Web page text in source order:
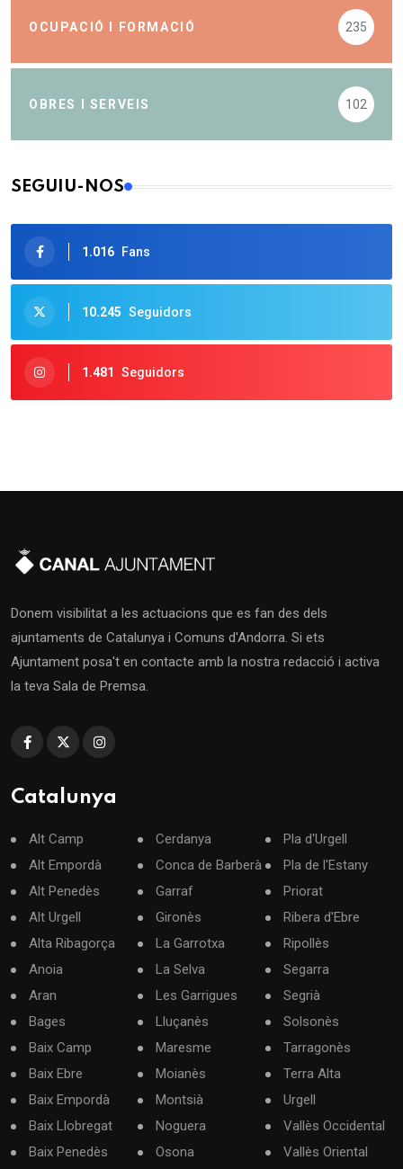
OCUPACIÓ I FORMACIÓ 235
OBRES I SERVEIS 102
SEGUIU-NOS
1.016 Fans
10.245 Seguidors
1.481 Seguidors
Donem visibilitat a les actuacions que es fan des dels
ajuntaments de Catalunya i Comuns d'Andorra. Si ets
Ajuntament posa't en contacte amb la nostra redacció i activa
la teva Sala de Premsa.
Catalunya
Alt Camp
Alt Empordà
Alt Penedès
Alt Urgell
Alta Ribagorça
Anoia
Aran
Bages
Baix Camp
Baix Ebre
Baix Empordà
Baix Llobregat
Baix Penedès
Cerdanya
Conca de Barberà
Garraf
Gironès
La Garrotxa
La Selva
Les Garrigues
Lluçanès
Maresme
Moianès
Montsià
Noguera
Osona
Pla d'Urgell
Pla de l'Estany
Priorat
Ribera d'Ebre
Ripollès
Segarra
Segrià
Solsonès
Tarragonès
Terra Alta
Urgell
Vallès Occidental
Vallès Oriental